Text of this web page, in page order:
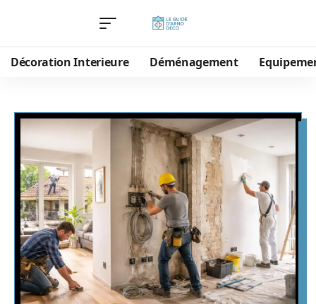
Décoration Interieure Déménagement